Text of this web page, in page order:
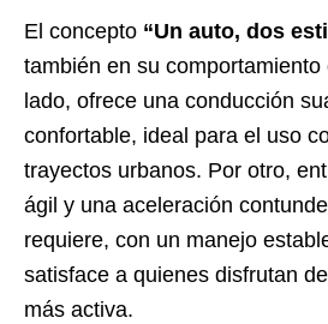
El concepto “Un auto, dos
también en su comportamiento
lado, ofrece una conducción
confortable, ideal para el uso
trayectos urbanos. Por otro,
ágil y una aceleración
requiere, con un manejo
satisface a quienes disfrutan
más activa.